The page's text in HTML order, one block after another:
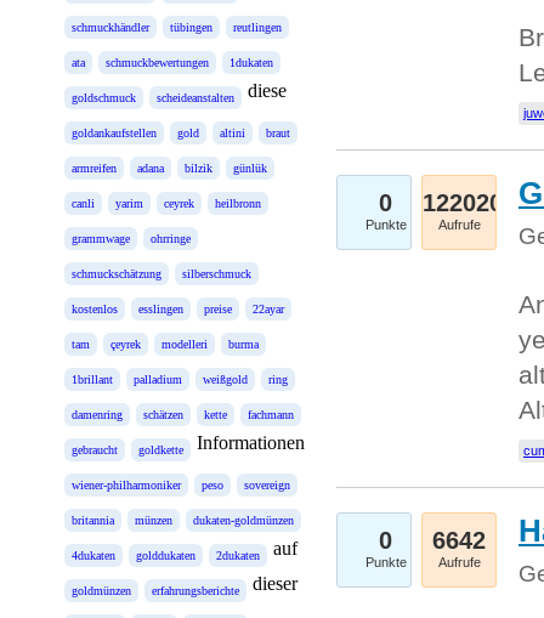
schmuckhändler tübingen reutlingen
ata schmuckbewertungen 1dukaten
goldschmuck scheideanstalten
goldankaufstellen gold altini braut
armreifen adana bilzik günlük
canli yarim ceyrek heilbronn
grammwage ohrringe
schmuckschätzung silberschmuck
kostenlos esslingen preise 22ayar
tam çeyrek modelleri burma
1brillant palladium weißgold ring
damenring schätzen kette fachmann
gebraucht goldkette
wiener-philharmoniker peso sovereign
britannia münzen dukaten-goldmünzen
4dukaten golddukaten 2dukaten
goldmünzen erfahrungsberichte
diese
Informationen
auf
dieser
0
Punkte
122020
Aufrufe
0
Punkte
6642
Aufrufe